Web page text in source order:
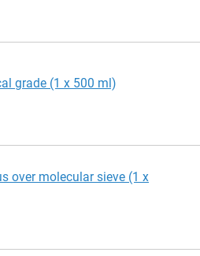
grade (1 x 500 ml)
over molecular sieve (1 x